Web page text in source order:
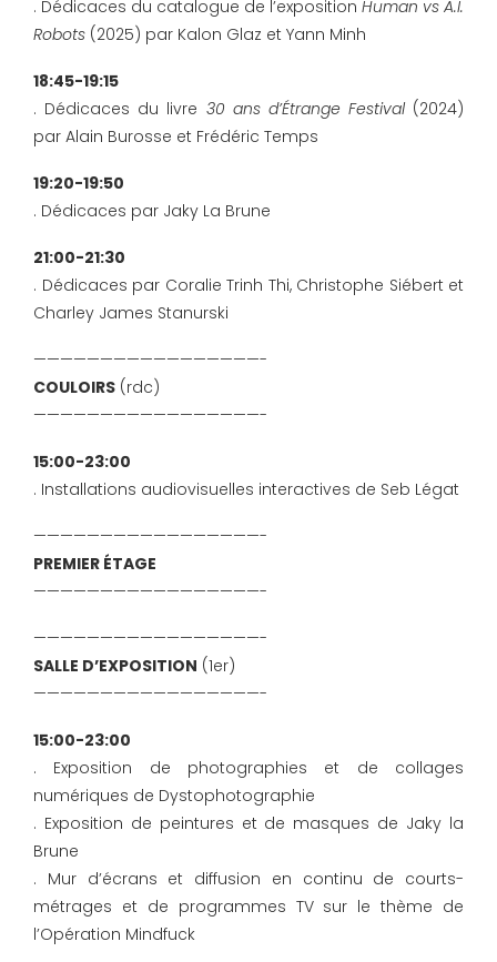
. Dédicaces du catalogue de l’exposition Human vs A.I.
Robots (2025) par Kalon Glaz et Yann Minh
18:45-19:15
. Dédicaces du livre 30 ans d’Étrange Festival(2024)
par Alain Burosse et Frédéric Temps
19:20-19:50
. Dédicaces par Jaky La Brune
21:00-21:30
. Dédicaces par Coralie Trinh Thi, Christophe Siébert et
Charley James Stanurski
—————————————————-
COULOIRS (rdc)
—————————————————-
15:00-23:00
. Installations audiovisuelles interactives de Seb Légat
—————————————————-
PREMIER ÉTAGE
—————————————————-
—————————————————-
SALLE D’EXPOSITION (1er)
—————————————————-
15:00-23:00
. Exposition de photographies et de collages
numériques de Dystophotographie
. Exposition de peintures et de masques de Jaky la
Brune
. Mur d’écrans et diffusion en continu de courts-
métrages et de programmes TV sur le thème de
l’Opération Mindfuck